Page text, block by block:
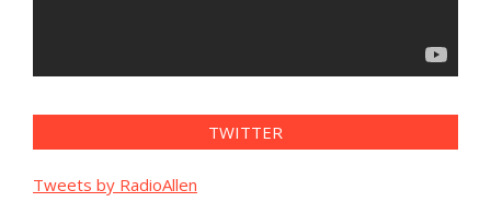
TWITTER
Tweets by RadioAllen